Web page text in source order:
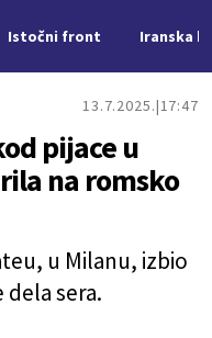
Istočni front Iranska
13.7.2025. 17:47
pijace u
na romsko
u Milanu, izbio
dela sera.